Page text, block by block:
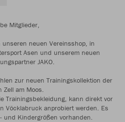
Mitglieder,
neuen Vereinsshop, in
Asen und unserem neuen
JAKO.
zur neuen Trainingskollektion der
Zell am Moos.
Trainingsbekleidung, kann direkt vor
Vöcklabruck anprobiert werden. Es
und Kindergrößen vorhanden.